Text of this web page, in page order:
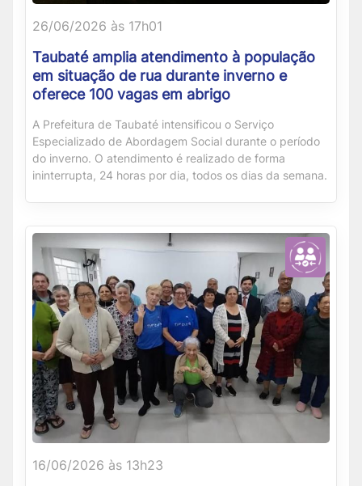
26/06/2026 às 17h01
Taubaté amplia atendimento à população
em situação de rua durante inverno e
oferece 100 vagas em abrigo
A Prefeitura de Taubaté intensificou o Serviço
Especializado de Abordagem Social durante o período
do inverno. O atendimento é realizado de forma
ininterrupta, 24 horas por dia, todos os dias da semana.
16/06/2026 às 13h23